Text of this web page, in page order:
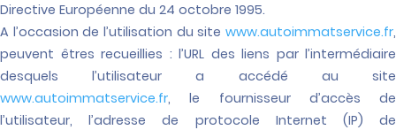
Directive Européenne du 24 octobre 1995.
A l’occasion de l’utilisation du site www.autoimmatservice.fr,
peuvent êtres recueillies : l’URL des liens par l’intermédiaire
desquels l’utilisateur a accédé au site
www.autoimmatservice.fr, le fournisseur d’accès de
l’utilisateur, l’adresse de protocole Internet (IP) de